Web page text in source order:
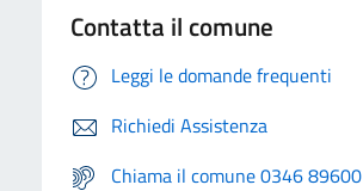
Contatta il comune
Leggi le domande frequenti
Richiedi Assistenza
Chiama il comune 0346 89600